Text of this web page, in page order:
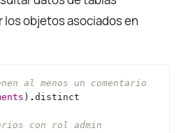
los objetos asociados en
al menos un comentario
) .
con rol admin